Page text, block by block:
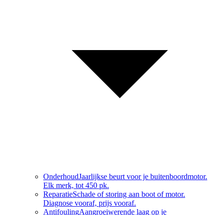
OnderhoudJaarlijkse beurt voor je buitenboordmotor.
Elk merk, tot 450 pk.
ReparatieSchade of storing aan boot of motor.
Diagnose vooraf, prijs vooraf.
AntifoulingAangroeiwerende laag op je